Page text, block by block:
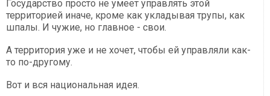
Государство просто не умеет управлять этой
территорией иначе, кроме как укладывая трупы, как
шпалы. И чужие, но главное - свои.
А территория уже и не хочет, чтобы ей управляли как-
то по-другому.
Вот и вся национальная идея.